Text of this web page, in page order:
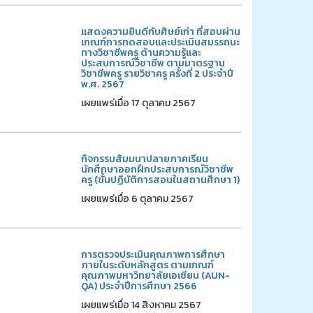
แสดงความยินดีกับศิษย์เก่า ที่สอบผ่าน
เกณฑ์การทดสอบและประเมินสมรรถนะ
ทางวิชาชีพครู ด้านความรู้และ
ประสบการณ์วิชาชีพ ตามมาตรฐาน
วิชาชีพครู รายวิชาครู ครั้งที่ 2 ประจำปี
พ.ศ. 2567
เผยแพร่เมื่อ 17 ตุลาคม 2567
กิจกรรมสัมมนาปลายภาคเรียน
นักศึกษาออกฝึกประสบการณ์วิชาชีพ
ครู (ขั้นปฏิบัติการสอนในสถานศึกษา 1)
เผยแพร่เมื่อ 6 ตุลาคม 2567
การตรวจประเมินคุณภาพการศึกษา
ภายในระดับหลักสูตร ตามเกณฑ์
คุณภาพมหาวิทยาลัยเอเซียน (AUN-
QA) ประจำปีการศึกษา 2566
เผยแพร่เมื่อ 14 สิงหาคม 2567